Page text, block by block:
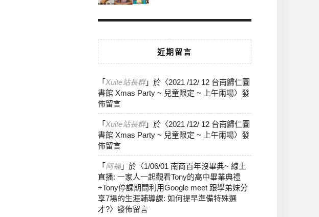
近期留言
「 Xuite站長群」於〈2021 /12/ 12 台南歸仁圖
書館 Xmas Party ~ 兒童限定 ~ 上午兩場〉發
佈留言
「 Xuite站長群」於〈2021 /12/ 12 台南歸仁圖
書館 Xmas Party ~ 兒童限定 ~ 上午兩場〉發
佈留言
「 阿福」於〈1/06/01 南商百年沒畢典~ 線上
直播: 一家人一起觀看Tony的高中畢業典禮
+Tony停課期間利用Google meet 跟學弟妹分
享7場的生涯輔導課: 如何提早準備特殊選
才?〉發佈留言